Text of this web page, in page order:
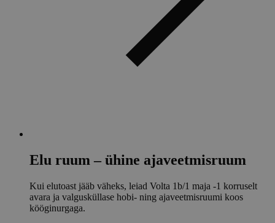
Elu ruum – ühine ajaveetmisruum
Kui elutoast jääb väheks, leiad Volta 1b/1 maja -1 korruselt
avara ja valgusküllase hobi- ning ajaveetmisruumi koos
kööginurgaga.